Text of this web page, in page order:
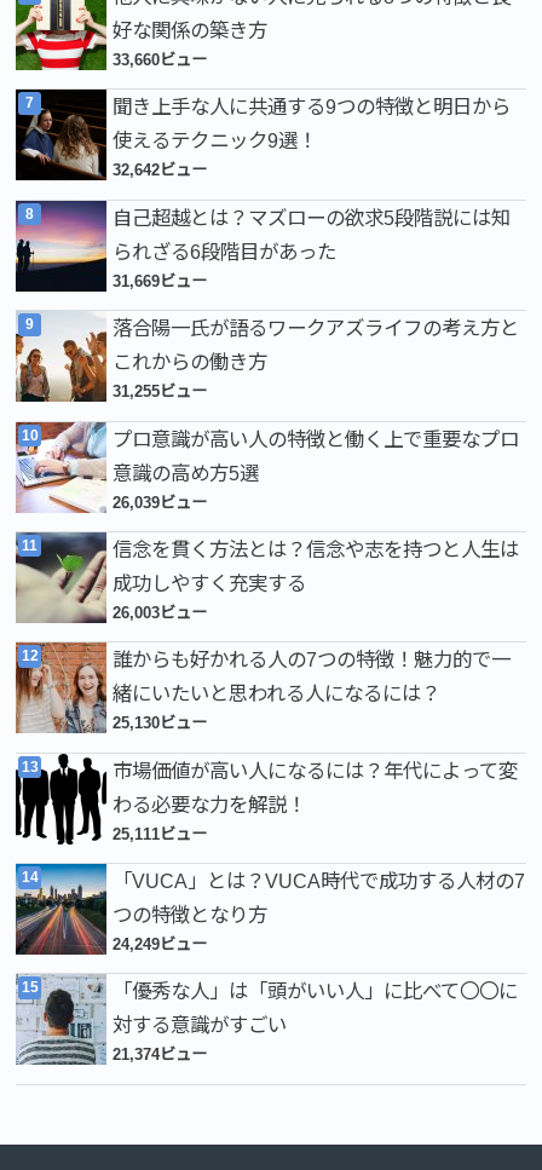
好な関係の築き方
33,660ビュー
聞き上手な人に共通する9つの特徴と明日から
使えるテクニック9選！
32,642ビュー
自己超越とは？マズローの欲求5段階説には知
られざる6段階目があった
31,669ビュー
落合陽一氏が語るワークアズライフの考え方と
これからの働き方
31,255ビュー
プロ意識が高い人の特徴と働く上で重要なプロ
意識の高め方5選
26,039ビュー
信念を貫く方法とは？信念や志を持つと人生は
成功しやすく充実する
26,003ビュー
誰からも好かれる人の7つの特徴！魅力的で一
緒にいたいと思われる人になるには？
25,130ビュー
市場価値が高い人になるには？年代によって変
わる必要な力を解説！
25,111ビュー
「VUCA」とは？VUCA時代で成功する人材の7
つの特徴となり方
24,249ビュー
「優秀な人」は「頭がいい人」に比べて〇〇に
対する意識がすごい
21,374ビュー